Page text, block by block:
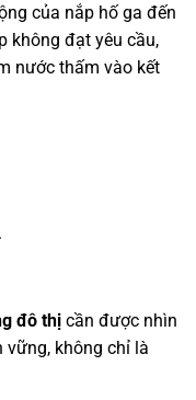
của nắp hố ga đến
không đạt yêu cầu,
nước thấm vào kết
đô thịcần được nhìn
vững, không chỉ là